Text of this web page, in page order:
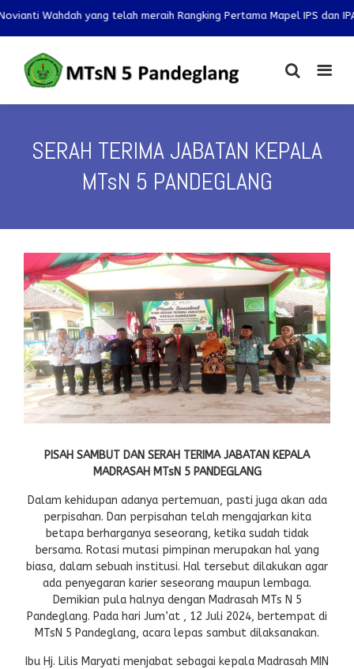
yang telah meraih Rangking Pertama Mapel IPS dan IPA
SERAH TERIMA JABATAN KEPALA
MTsN 5 PANDEGLANG
PISAH SAMBUT DAN SERAH TERIMA JABATAN KEPALA
MADRASAH MTsN 5 PANDEGLANG
Dalam kehidupan adanya pertemuan, pasti juga akan ada
perpisahan. Dan perpisahan telah mengajarkan kita
betapa berharganya seseorang, ketika sudah tidak
bersama. Rotasi mutasi pimpinan merupakan hal yang
biasa, dalam sebuah institusi. Hal tersebut dilakukan agar
ada penyegaran karier seseorang maupun lembaga.
Demikian pula halnya dengan Madrasah MTs N 5
Pandeglang. Pada hari Jum’at , 12 Juli 2024, bertempat di
MTsN 5 Pandeglang, acara lepas sambut dilaksanakan.
Ibu Hj. Lilis Maryati menjabat sebagai kepala Madrasah MIN